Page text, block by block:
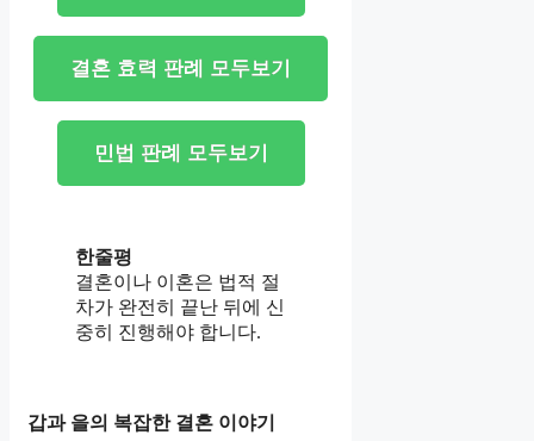
결혼 효력 판례 모두보기
민법 판례 모두보기
한줄평
결혼이나 이혼은 법적 절
차가 완전히 끝난 뒤에 신
중히 진행해야 합니다.
갑과 을의 복잡한 결혼 이야기